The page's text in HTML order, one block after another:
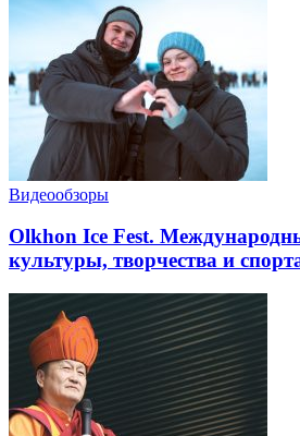
Видеообзоры
Olkhon Ice Fest.
культуры, творчества и